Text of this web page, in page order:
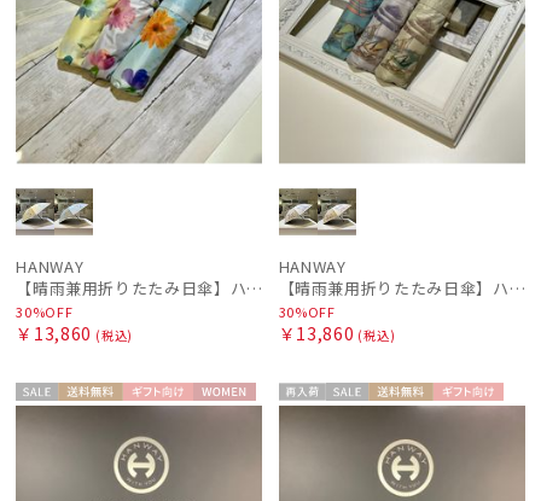
HANWAY
【晴雨兼用折りたたみ日傘】ハンウェイ (HANWAY) Dignified -凛とした- 雨の日OK 軽量 一級遮光 遮熱 UV 晴雨兼用暑さ対策、紫外線対策、親骨：～50cm
30%OFF
￥13,860 (税込)
HANWAY
【晴雨兼用折りたたみ日傘】ハンウェイ (HANWAY)Melrose avenue（メルローズ・アベニュー） 雨の日OK 軽量 一級遮光 遮熱 UV 晴雨兼用暑さ対策、紫外線対策、親骨：～50cm
30%OFF
￥13,860 (税込)
セー 送料無 ギフト
向け
WOME
再入 セー 送料無 ギフト
WOME